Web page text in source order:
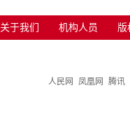
关于我们 机构人员 版
人民网 凤凰网 腾讯